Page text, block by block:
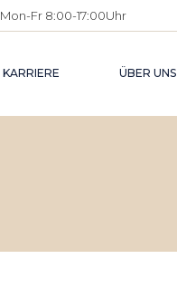
Mon-Fr 8:00-17:00Uhr
KARRIERE ÜBER UNS